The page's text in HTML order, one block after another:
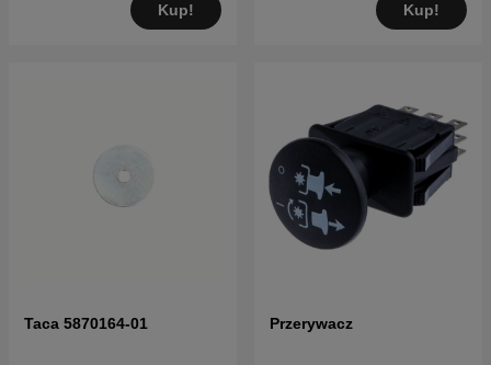
Kup! Kup!
Taca 5870164-01 Przerywacz